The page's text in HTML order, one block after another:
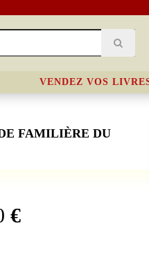
VENDEZ VOS
FAMILIÈRE DU
€